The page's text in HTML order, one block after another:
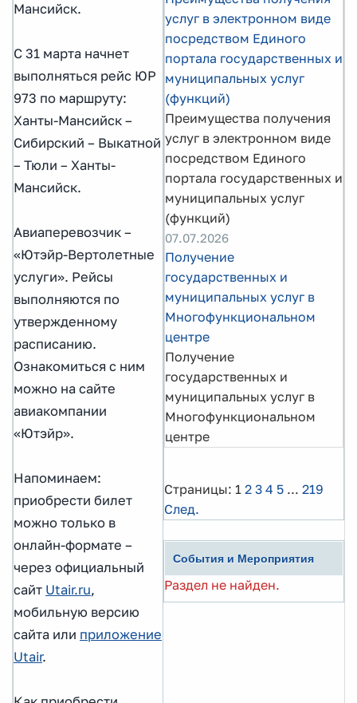
Мансийск.
С 31 марта начнет
выполняться рейс ЮР
973 по маршруту:
Ханты-Мансийск –
Сибирский – Выкатной
– Тюли – Ханты-
Мансийск.
Авиаперевозчик –
«Ютэйр-Вертолетные
услуги». Рейсы
выполняются по
утвержденному
расписанию.
Ознакомиться с ним
можно на сайте
авиакомпании
«Ютэйр».
Напоминаем:
приобрести билет
можно только в
онлайн-формате –
через официальный
сайт Utair.ru,
мобильную версию
сайта или приложение
Utair.
услуг в электронном виде
посредством Единого
портала государственных и
муниципальных услуг
(функций)
Преимущества получения
услуг в электронном виде
посредством Единого
портала государственных и
муниципальных услуг
(функций)
07.07.2026
Получение
государственных и
муниципальных услуг в
Многофункциональном
центре
Получение
государственных и
муниципальных услуг в
Многофункциональном
центре
Страницы: 1 2 3 4 5 ... 219
След.
События и Мероприятия
Раздел не найден.